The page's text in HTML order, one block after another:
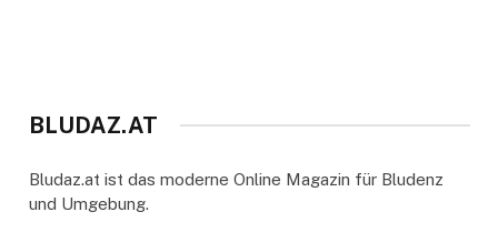
BLUDAZ.AT
Bludaz.at ist das moderne Online Magazin für Bludenz
und Umgebung.